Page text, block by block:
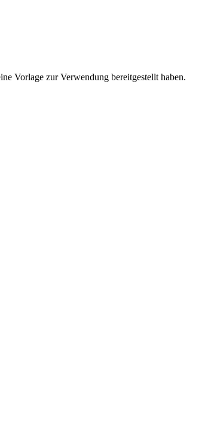
Vorlage zur Verwendung bereitgestellt haben.